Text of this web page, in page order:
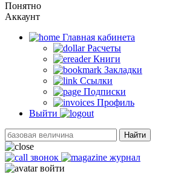
Понятно
Аккаунт
Главная кабинетa
Расчеты
Книги
Закладки
Ссылки
Подписки
Профиль
Выйти
Найти
звонок
журнал
войти